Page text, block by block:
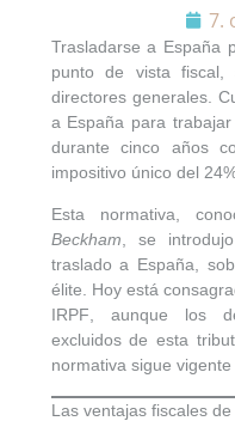
7.
Trasladarse a España
punto de vista fiscal,
directores generales.
a España para
durante cinco años
impositivo único del
Esta normativa,
Beckham, se
traslado a España,
élite. Hoy está
IRPF, aunque los
excluidos de esta
normativa sigue
Las ventajas fiscales